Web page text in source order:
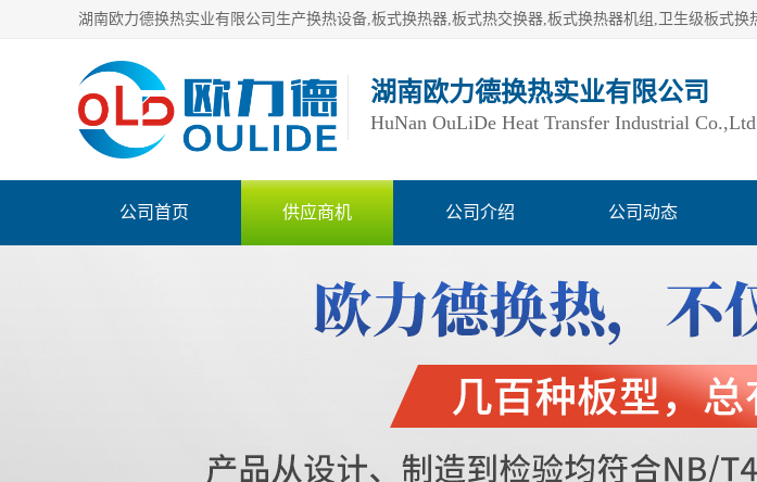
湖南欧力德换热实业有限公司
HuNan OuLiDe Heat Transfer Industrial Co.,Ltd
公司首页 供应商机 公司介绍 公司动态